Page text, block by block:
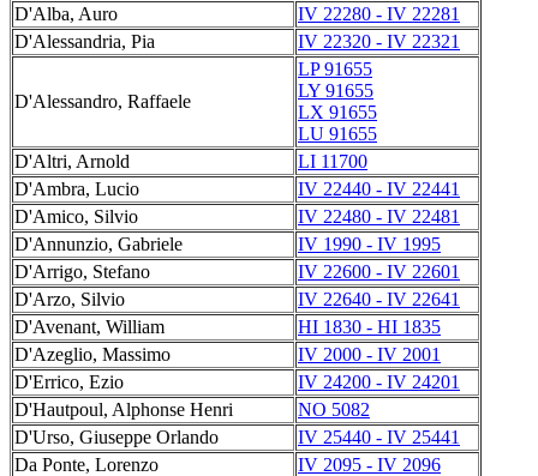
D'Alba, Auro
IV 22280 - IV 22281
D'Alessandria, Pia
IV 22320 - IV 22321
D'Alessandro, Raffaele
LP 91655
LY 91655
LX 91655
LU 91655
D'Altri, Arnold
LI 11700
D'Ambra, Lucio
IV 22440 - IV 22441
D'Amico, Silvio
IV 22480 - IV 22481
D'Annunzio, Gabriele
IV 1990 - IV 1995
D'Arrigo, Stefano
IV 22600 - IV 22601
D'Arzo, Silvio
IV 22640 - IV 22641
D'Avenant, William
HI 1830 - HI 1835
D'Azeglio, Massimo
IV 2000 - IV 2001
D'Errico, Ezio
IV 24200 - IV 24201
D'Hautpoul, Alphonse Henri
NO 5082
D'Urso, Giuseppe Orlando
IV 25440 - IV 25441
Da Ponte, Lorenzo
IV 2095 - IV 2096